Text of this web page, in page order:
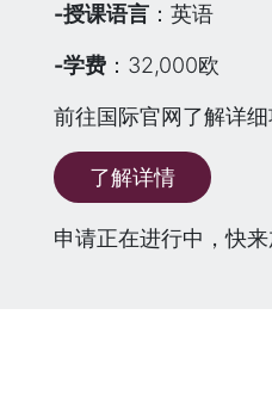
-授课语言 ：英语
-学费 ：32,000欧
前往国际官网了解详细
了解详情
申请正在进行中，快